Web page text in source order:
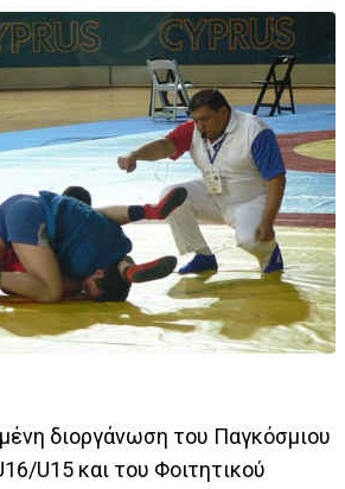
διοργάνωση του Παγκόσμιου
U15 και του Φοιτητικού